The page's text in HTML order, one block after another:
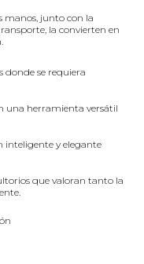
manos, junto con la
la convierten en
donde se requiera
una herramienta versátil
inteligente y elegante
que valoran tanto la